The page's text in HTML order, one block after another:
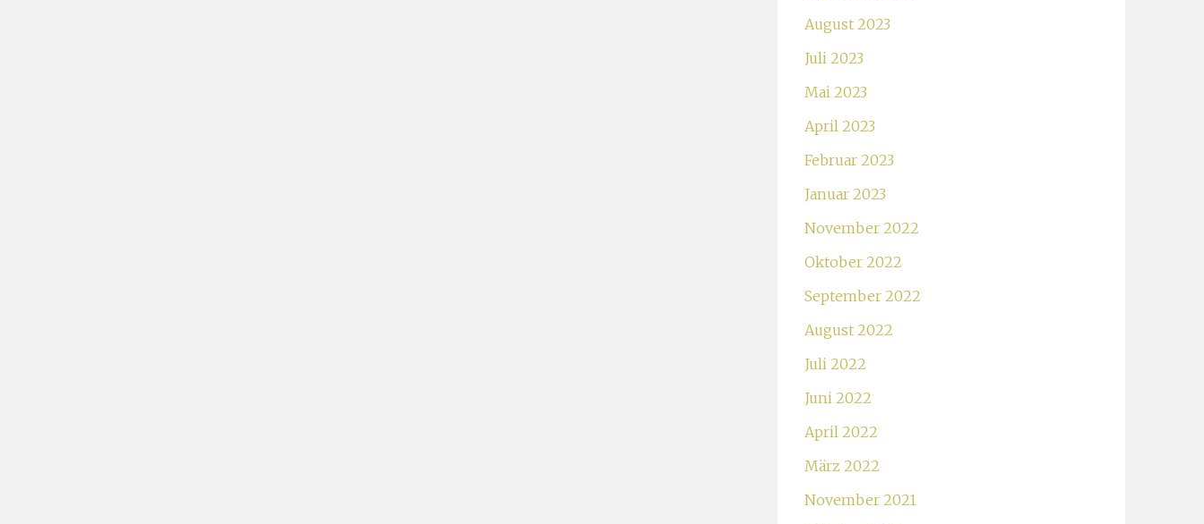
August 2023
Juli 2023
Mai 2023
April 2023
Februar 2023
Januar 2023
November 2022
Oktober 2022
September 2022
August 2022
Juli 2022
Juni 2022
April 2022
März 2022
November 2021